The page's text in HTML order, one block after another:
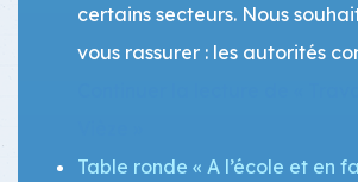
certains secteurs. Nous
vous rassurer : les autorités
Table ronde « A l’école et en